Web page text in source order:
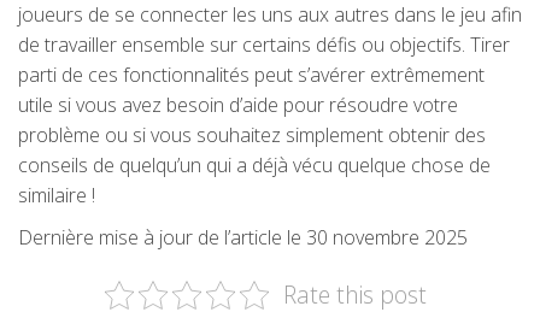
joueurs de se connecter les uns aux autres dans le jeu afin
de travailler ensemble sur certains défis ou objectifs. Tirer
parti de ces fonctionnalités peut s’avérer extrêmement
utile si vous avez besoin d’aide pour résoudre votre
problème ou si vous souhaitez simplement obtenir des
conseils de quelqu’un qui a déjà vécu quelque chose de
similaire !
Dernière mise à jour de l’article le 30 novembre 2025
Rate this post